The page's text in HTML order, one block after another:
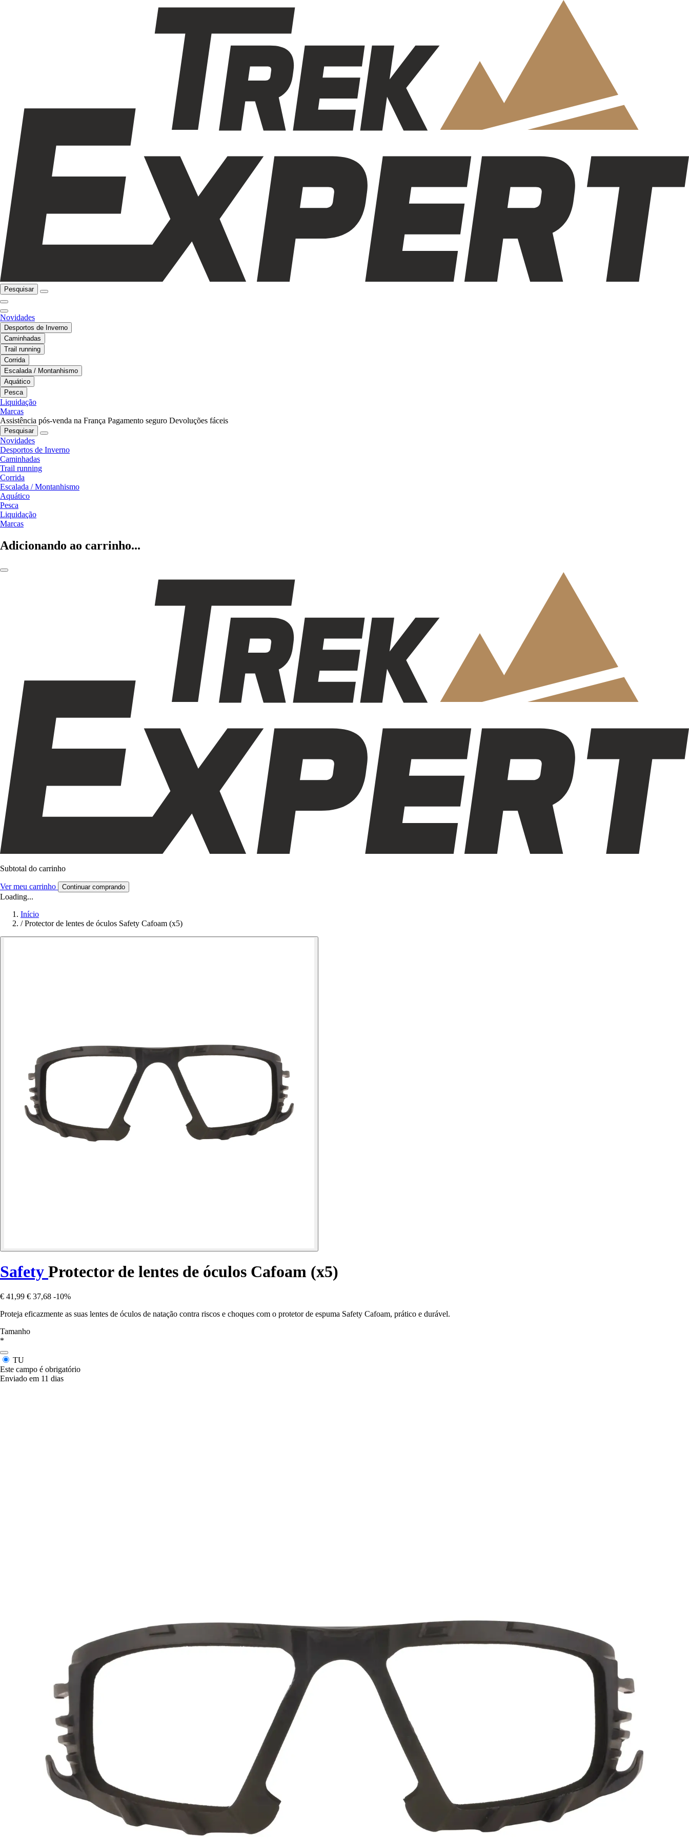
Pesquisar
Novidades
Desportos de Inverno
Caminhadas
Trail running
Corrida
Escalada / Montanhismo
Aquático
Pesca
Liquidação
Marcas
Assistência pós-venda na França Pagamento seguro Devoluções fáceis
Pesquisar
Novidades
Desportos de Inverno
Caminhadas
Trail running
Corrida
Escalada / Montanhismo
Aquático
Pesca
Liquidação
Marcas
Adicionando ao carrinho...
Subtotal do carrinho
Ver meu carrinho Continuar comprando
Loading...
Início
/ Protector de lentes de óculos Safety Cafoam (x5)
Safety Protector de lentes de óculos Cafoam (x5)
€ 41,99 € 37,68 -10%
Proteja eficazmente as suas lentes de óculos de natação contra riscos e choques com o protetor de espuma Safety Cafoam, prático e durável.
Tamanho
*
TU
Este campo é obrigatório
Enviado em 11 dias